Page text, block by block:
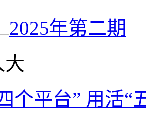
2025年第二期
大
个平台” 用活“